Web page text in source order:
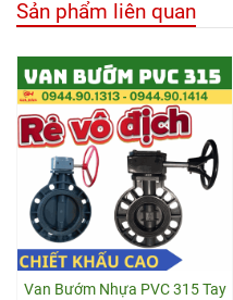
Sản phẩm liên quan
Van Bướm Nhựa PVC 315 Tay